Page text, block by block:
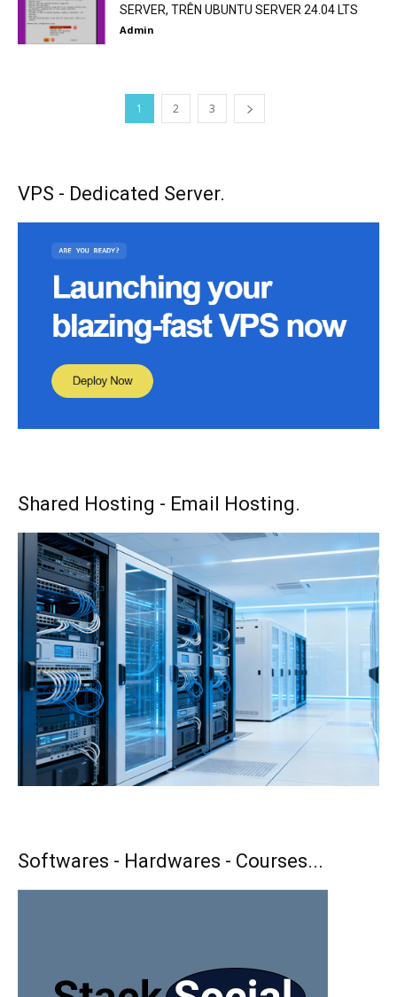
SERVER, TRÊN UBUNTU SERVER 24.04 LTS
Admin
1 2 3
VPS - Dedicated Server.
Shared Hosting - Email Hosting.
Softwares - Hardwares - Courses...